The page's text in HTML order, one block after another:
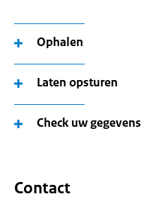
Ophalen
Laten opsturen
Check uw gegevens
Contact